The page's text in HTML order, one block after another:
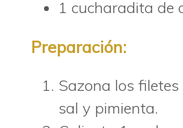
1 cucharadita de
Preparación:
Sazona los filetes
sal y pimienta.